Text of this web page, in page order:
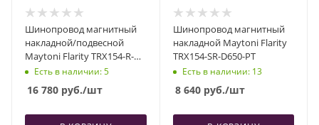
Шинопровод магнитный
накладной/подвесной
Maytoni Flarity TRX154-R-
D650-PT
Есть в наличии: 5
16 780 руб./шт
Шинопровод магнитный
накладной Maytoni Flarity
TRX154-SR-D650-PT
Есть в наличии: 13
8 640руб./шт